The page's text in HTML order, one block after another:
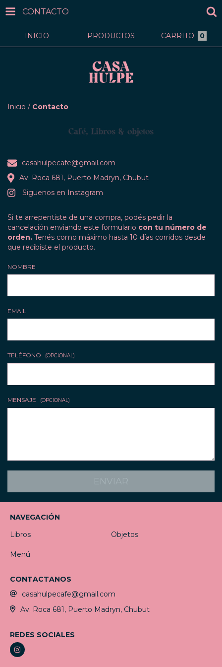
CONTACTO
INICIO PRODUCTOS CARRITO 0
Inicio / Contacto
casahulpecafe@gmail.com
Av. Roca 681, Puerto Madryn, Chubut
Siguenos en Instagram
Si te arrepentiste de una compra, podés pedir la
cancelación enviando este formulario con tu número de
orden. Tenés como máximo hasta 10 días corridos desde
que recibiste el producto.
NOMBRE
EMAIL
TELÉFONO (OPCIONAL)
MENSAJE (OPCIONAL)
NAVEGACIÓN
Libros
Objetos
Menú
CONTACTANOS
casahulpecafe@gmail.com
Av. Roca 681, Puerto Madryn, Chubut
REDES SOCIALES